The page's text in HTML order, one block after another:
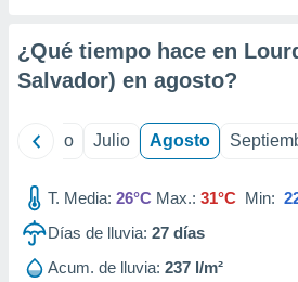
e
publicidad
publicidad
de
¿Qué tiempo hace en
Salvador) en agosto?
Junio Julio Agosto
T. Media: 26°C Max.: 31°C Min:
Días de lluvia: 27 días
Acum. de lluvia: 237 l/m²